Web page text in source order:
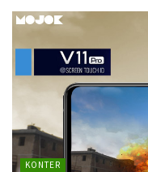
KONTER